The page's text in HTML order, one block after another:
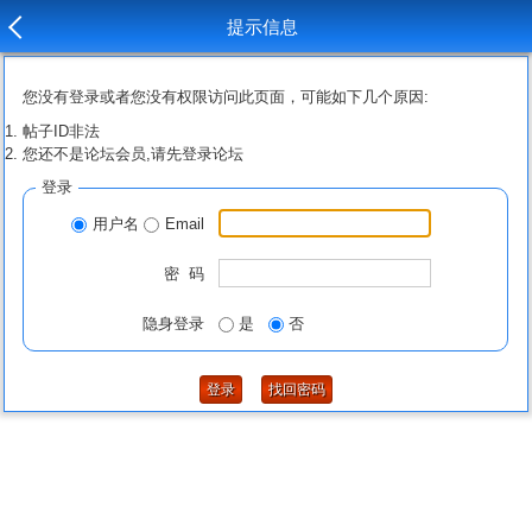
提示信息
您没有登录或者您没有权限访问此页面，可能如下几个原因:
帖子ID非法
您还不是论坛会员,请先登录论坛
登录
用户名 Email
密 码
隐身登录 是 否